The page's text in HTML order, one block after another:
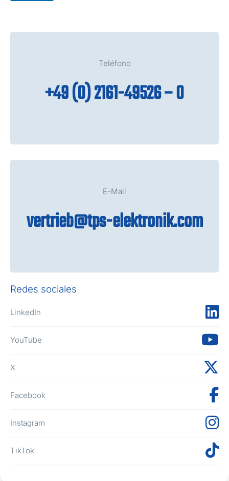
Teléfono
+49 (0) 2161-49526 – 0
E-Mail
vertrieb@tps-elektronik.com
Redes sociales
LinkedIn
YouTube
X
Facebook
Instagram
TikTok